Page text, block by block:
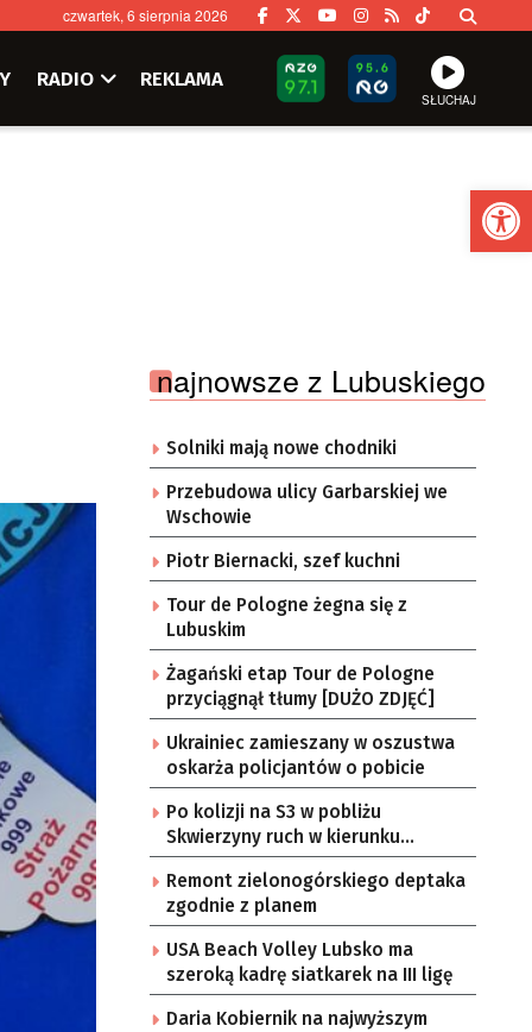
czwartek, 6 sierpnia 2026
RADIO REKLAMA
SŁUCHAJ
najnowsze z Lubuskiego
Solniki mają nowe chodniki
Przebudowa ulicy Garbarskiej we
Wschowie
Piotr Biernacki, szef kuchni
Tour de Pologne żegna się z
Lubuskim
Żagański etap Tour de Pologne
przyciągnął tłumy [DUŻO ZDJĘĆ]
Ukrainiec zamieszany w oszustwa
oskarża policjantów o pobicie
Po kolizji na S3 w pobliżu
Skwierzyny ruch w kierunku
Gorzowa Wlkp. jednym pasem
Remont zielonogórskiego deptaka
zgodnie z planem
USA Beach Volley Lubsko ma
szeroką kadrę siatkarek na III ligę
Daria Kobiernik na najwyższym